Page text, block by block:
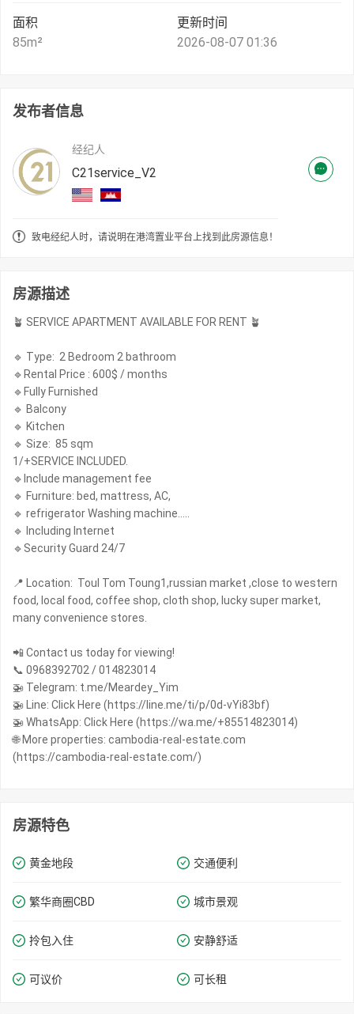
面积
85m²
更新时间
2026-08-07 01:36
发布者信息
经纪人
C21service_V2
致电经纪人时，请说明在港湾置业平台上找到此房源信息！
房源描述
🪴 SERVICE APARTMENT AVAILABLE FOR RENT 🪴
🔹 Type: 2 Bedroom 2 bathroom
🔹Rental Price : 600$ / months
🔹Fully Furnished
🔹 Balcony
🔹 Kitchen
🔹 Size: 85 sqm
1/+SERVICE INCLUDED.
🔹Include management fee
🔹 Furniture: bed, mattress, AC,
🔹 refrigerator Washing machine…..
🔹 Including Internet
🔹Security Guard 24/7
📍 Location: Toul Tom Toung1,russian market ,close to western
food, local food, coffee shop, cloth shop, lucky super market,
many convenience stores.
📲 Contact us today for viewing!
📞 0968392702 / 014823014
🚁 Telegram: t.me/Meardey_Yim
🚁 Line: Click Here (https://line.me/ti/p/0d-vYi83bf)
🚁 WhatsApp: Click Here (https://wa.me/+85514823014)
🌐 More properties: cambodia-real-estate.com
(https://cambodia-real-estate.com/)
房源特色
黄金地段 交通便利
繁华商圈​​CBD 城市景观
拎包入住 安静舒适
可议价 可长租